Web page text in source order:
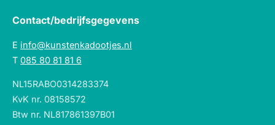
Contact/bedrijfsgegevens
E info@kunstenkadootjes.nl
T 085 80 81 81 6
NL15RABO0314283374
KvK nr. 08158572
Btw nr. NL817861397B01